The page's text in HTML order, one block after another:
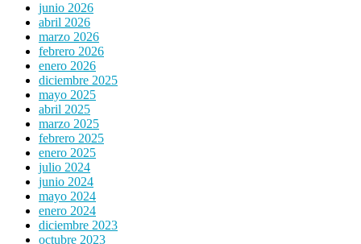
junio 2026
abril 2026
marzo 2026
febrero 2026
enero 2026
diciembre 2025
mayo 2025
abril 2025
marzo 2025
febrero 2025
enero 2025
julio 2024
junio 2024
mayo 2024
enero 2024
diciembre 2023
octubre 2023